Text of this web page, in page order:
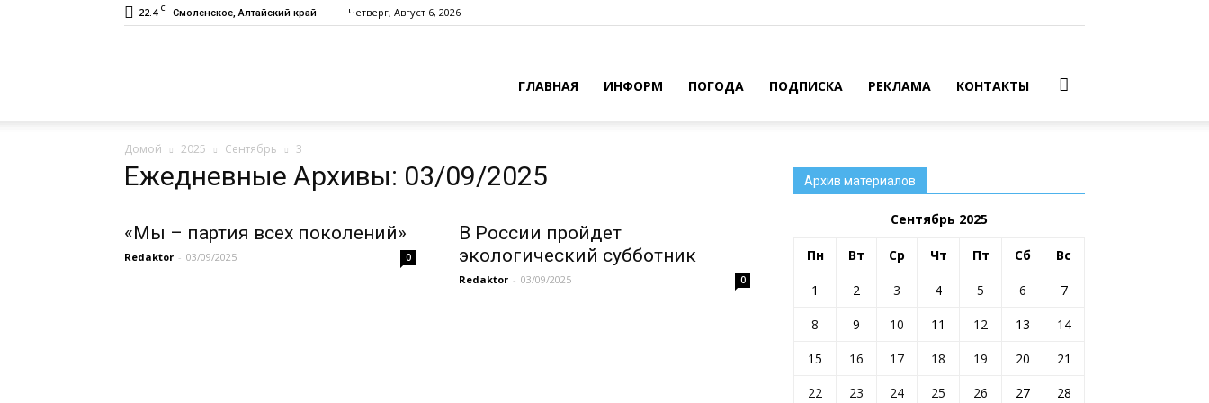
22.4 C Смоленское, Алтайский край Четверг, Август 6, 2026
«Заря»
ГЛАВНАЯ ИНФОРМ ПОГОДА ПОДПИСКА РЕКЛАМА КОНТАКТЫ
Домой 2025 Сентябрь 3
Ежедневные Архивы: 03/09/2025
«Мы – партия всех поколений»
Redaktor - 03/09/2025 0
В России пройдет
экологический субботник
Redaktor - 03/09/2025 0
Архив материалов
Сентябрь 2025
Пн Вт Ср Чт Пт Сб Вс
1 2 3 4 5 6
7
8
9 10 11 12 13
14
15
16 17 18 19 20
21
22
23 24 25 26 27 28